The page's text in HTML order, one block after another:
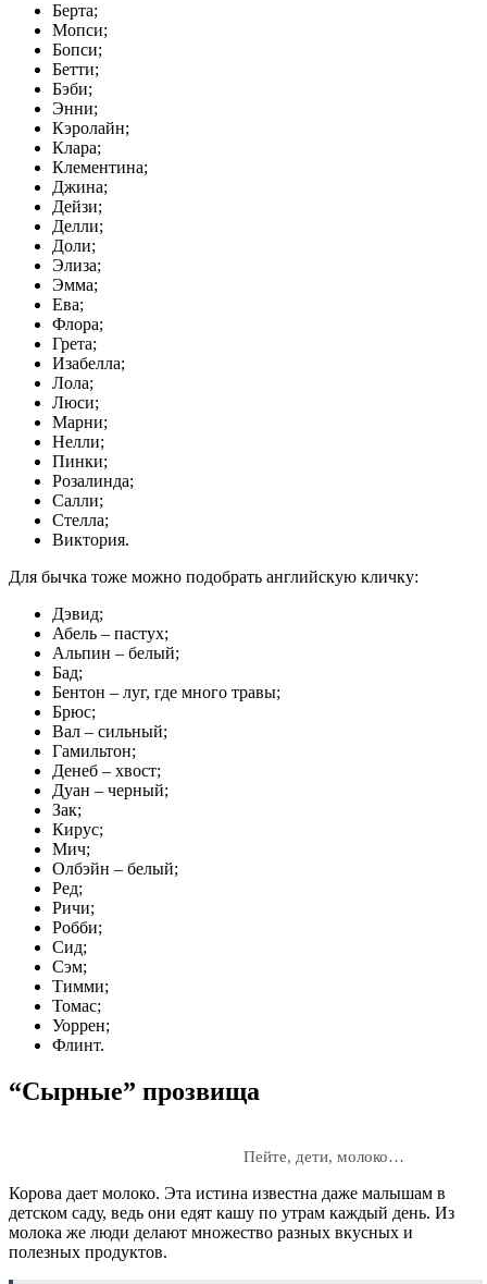
Берта;
Мопси;
Бопси;
Бетти;
Бэби;
Энни;
Кэролайн;
Клара;
Клементина;
Джина;
Дейзи;
Делли;
Доли;
Элиза;
Эмма;
Ева;
Флора;
Грета;
Изабелла;
Лола;
Люси;
Марни;
Нелли;
Пинки;
Розалинда;
Салли;
Стелла;
Виктория.
Для бычка тоже можно подобрать английскую кличку:
Дэвид;
Абель – пастух;
Альпин – белый;
Бад;
Бентон – луг, где много травы;
Брюс;
Вал – сильный;
Гамильтон;
Денеб – хвост;
Дуан – черный;
Зак;
Кирус;
Мич;
Олбэйн – белый;
Ред;
Ричи;
Робби;
Сид;
Сэм;
Тимми;
Томас;
Уоррен;
Флинт.
“Сырные” прозвища
Пейте, дети, молоко…
Корова дает молоко. Эта истина известна даже малышам в
детском саду, ведь они едят кашу по утрам каждый день. Из
молока же люди делают множество разных вкусных и
полезных продуктов.